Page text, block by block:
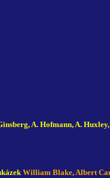
A. Hofmann, A.
William Blake, Albert